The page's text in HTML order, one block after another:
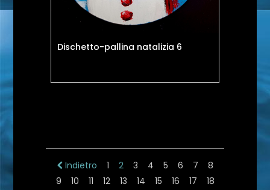
Dischetto-pallina natalizia 6
Indietro 1 2 3 4 5 6 7
8
9
10 11 12 13 14 15 16 17
18